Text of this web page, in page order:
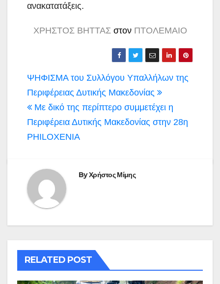
ανακατατάξεις.
ΧΡΗΣΤΟΣ ΒΗΤΤΑΣ στον ΠΤΟΛΕΜΑΙΟ
Πλοήγηση
άρθρων
ΨΗΦΙΣΜΑ του Συλλόγου Υπαλλήλων της
Περιφέρειας Δυτικής Μακεδονίας
Με δικό της περίπτερο συμμετέχει η
Περιφέρεια Δυτικής Μακεδονίας στην 28η
PHILOXENIA
ByΧρήστος Μίμης
RELATED POST